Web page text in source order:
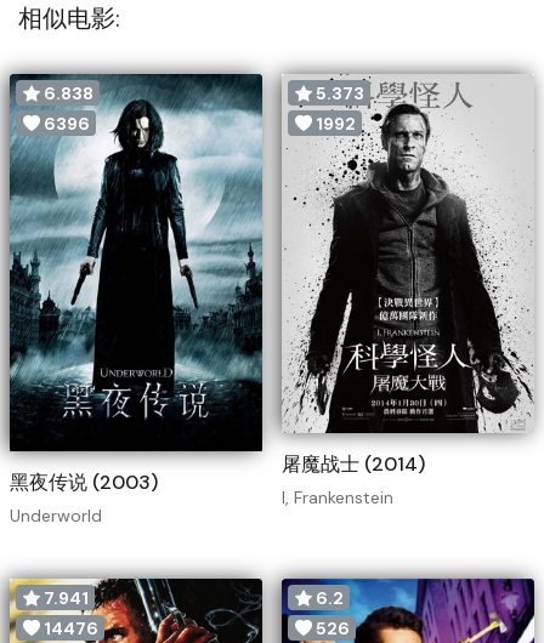
相似电影:
6.838
6396
黑夜传说 (2003)
Underworld
5.373
1992
屠魔战士 (2014)
I, Frankenstein
7.941
14476
6.2
526